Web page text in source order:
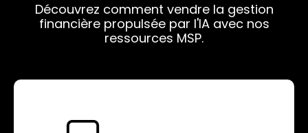
Découvrez comment vendre la gestion
financière propulsée par l'IA avec nos
ressources MSP.